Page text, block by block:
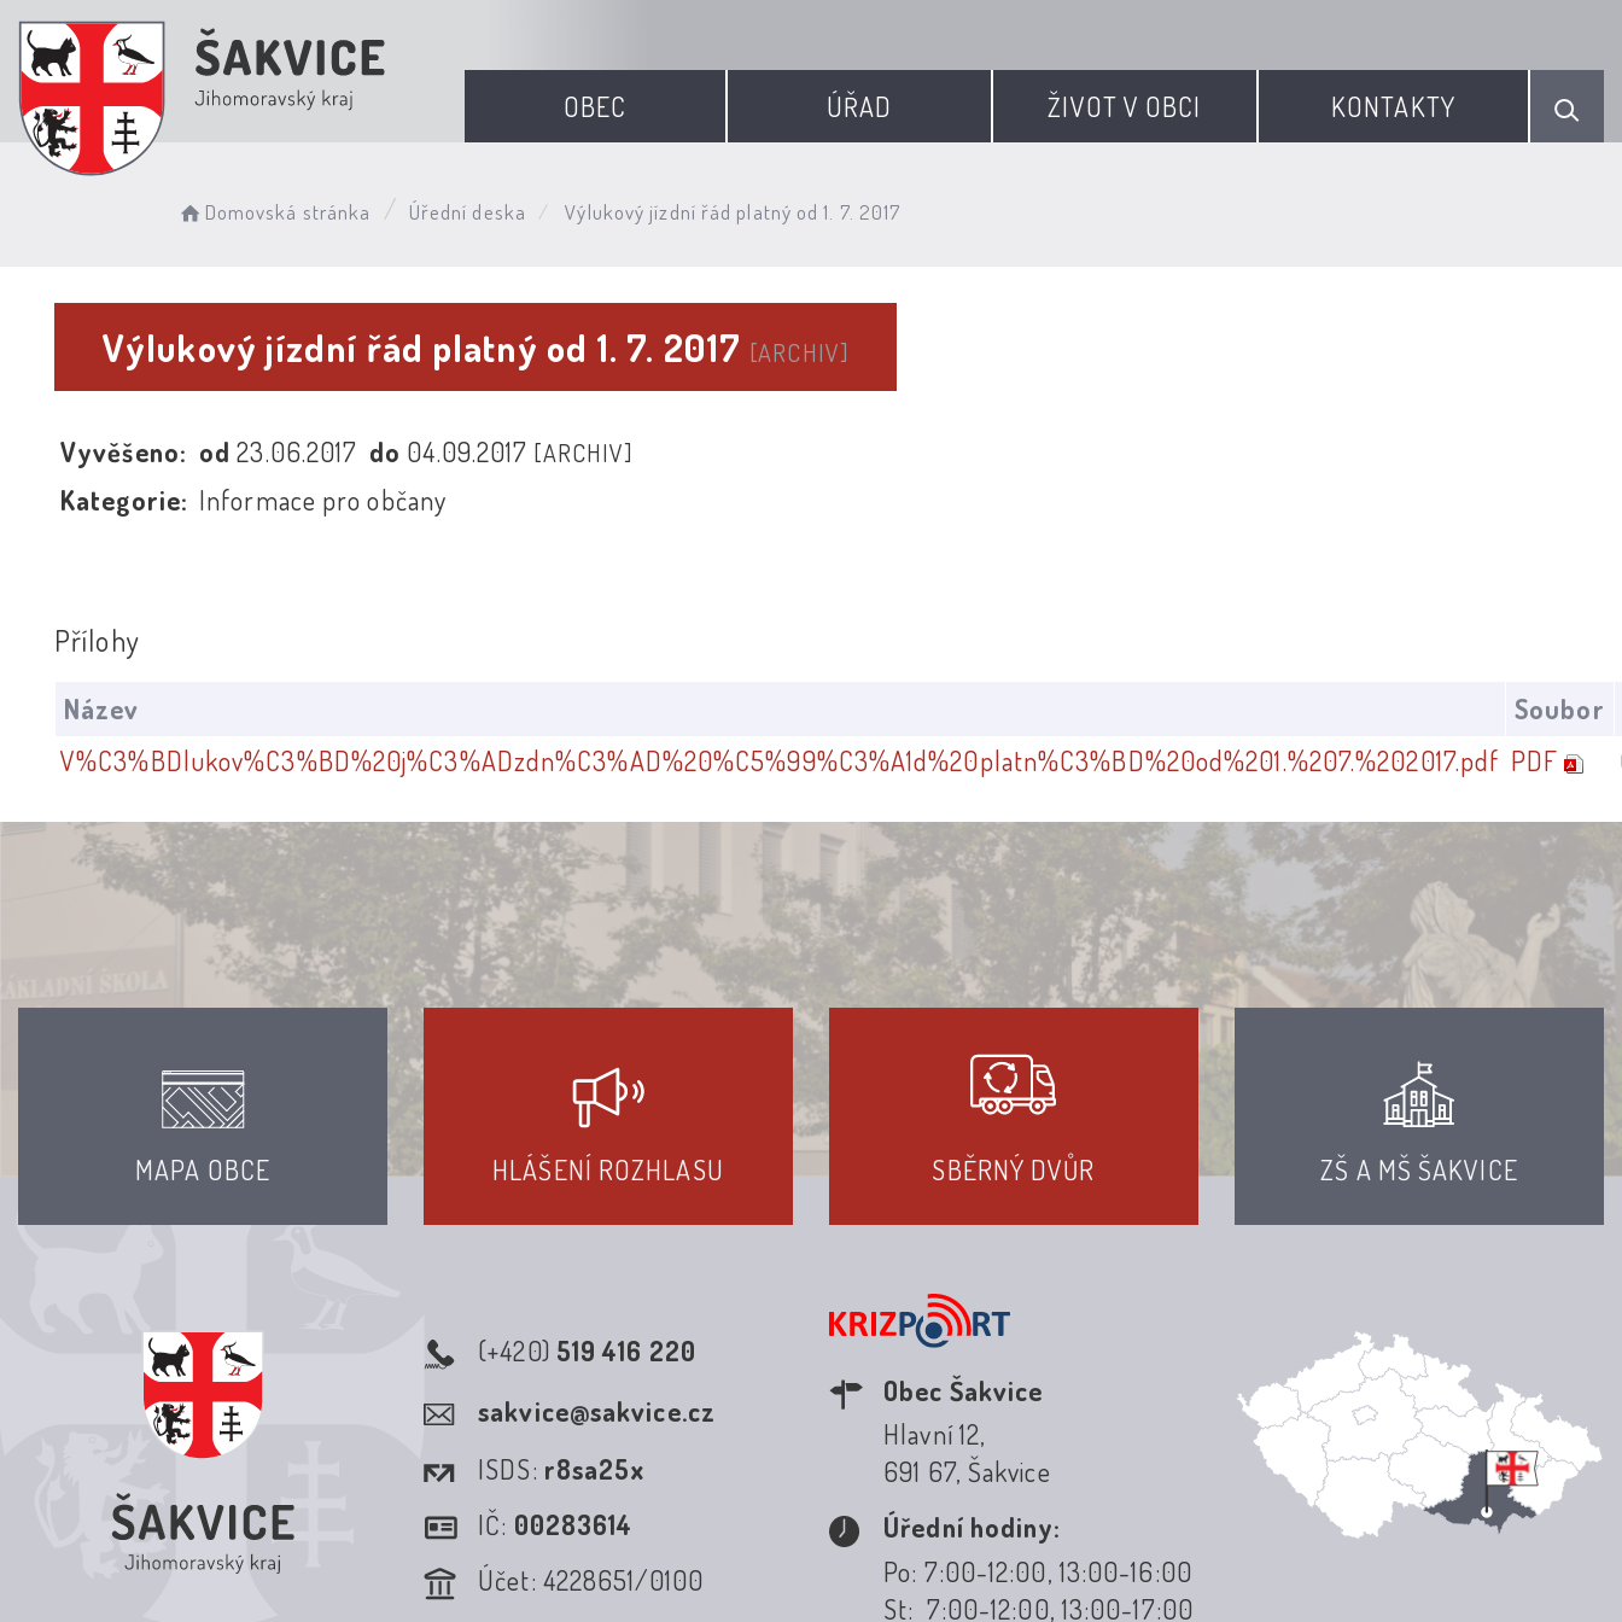
OBEC ÚŘAD ŽIVOT V OBCI KONTAKTY
Domovská stránka Úřední deska Výlukový jízdní řád platný od 1. 7. 2017
Výlukový jízdní řád platný od 1. 7. 2017 [ARCHIV]
Vyvěšeno: od23.06.2017 do 04.09.2017 [ARCHIV]
Kategorie: Informace pro občany
Přílohy
Název
Soubor
V%C3%BDlukov%C3%BD%20j%C3%ADzdn%C3%AD%20%C5%99%C3%A1d%20platn%C3%BD%20od%201.%207.%202017.pdf PDF
MAPA OBCE HLÁŠENÍ ROZHLASU SBĚRNÝ DVŮR ZŠ A MŠ ŠAKVICE
(+420) 519 416 220
sakvice@sakvice.cz
ISDS: r8sa25x
IČ: 00283614
Účet: 4228651/0100
Obec Šakvice
Hlavní 12,
691 67, Šakvice
Úřední hodiny:
Po: 7:00-12:00, 13:00-16:00
St: 7:00-12:00, 13:00-17:00